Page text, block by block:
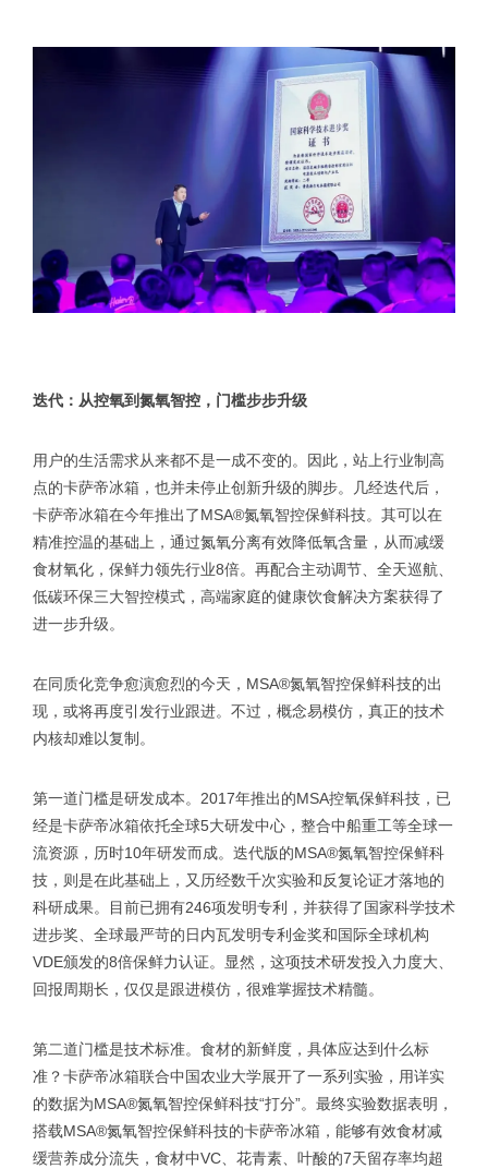
迭代：从控氧到氮氧智控，门槛步步升级
用户的生活需求从来都不是一成不变的。因此，站上行业制高
点的卡萨帝冰箱，也并未停止创新升级的脚步。几经迭代后，
卡萨帝冰箱在今年推出了MSA®氮氧智控保鲜科技。其可以在
精准控温的基础上，通过氮氧分离有效降低氧含量，从而减缓
食材氧化，保鲜力领先行业8倍。再配合主动调节、全天巡航、
低碳环保三大智控模式，高端家庭的健康饮食解决方案获得了
进一步升级。
在同质化竞争愈演愈烈的今天，MSA®氮氧智控保鲜科技的出
现，或将再度引发行业跟进。不过，概念易模仿，真正的技术
内核却难以复制。
第一道门槛是研发成本。2017年推出的MSA控氧保鲜科技，已
经是卡萨帝冰箱依托全球5大研发中心，整合中船重工等全球一
流资源，历时10年研发而成。迭代版的MSA®氮氧智控保鲜科
技，则是在此基础上，又历经数千次实验和反复论证才落地的
科研成果。目前已拥有246项发明专利，并获得了国家科学技术
进步奖、全球最严苛的日内瓦发明专利金奖和国际全球机构
VDE颁发的8倍保鲜力认证。显然，这项技术研发投入力度大、
回报周期长，仅仅是跟进模仿，很难掌握技术精髓。
第二道门槛是技术标准。食材的新鲜度，具体应达到什么标
准？卡萨帝冰箱联合中国农业大学展开了一系列实验，用详实
的数据为MSA®氮氧智控保鲜科技“打分”。最终实验数据表明，
搭载MSA®氮氧智控保鲜科技的卡萨帝冰箱，能够有效食材减
缓营养成分流失，食材中VC、花青素、叶酸的7天留存率均超